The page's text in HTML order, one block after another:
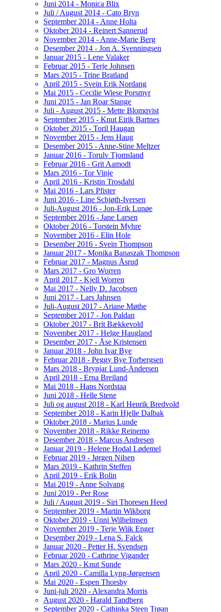
Juni 2014 - Monica Blix
Juli / August 2014 - Cato Bryn
September 2014 - Anne Holta
Oktober 2014 - Reinert Sannerud
November 2014 - Anne-Marie Berg
Desember 2014 - Jon A. Svenningsen
Januar 2015 - Lene Valaker
Februar 2015 - Terje Johnsen
Mars 2015 - Trine Bratland
April 2015 - Svein Erik Nordang
Mai 2015 - Cecilie Wiese Porsmyr
Juni 2015 - Jan Roar Stange
Juli - August 2015 - Mette Blomqvist
September 2015 - Knut Eirik Bartnes
Oktober 2015 - Toril Haugan
November 2015 - Jens Haug
Desember 2015 - Anne-Stine Meltzer
Januar 2016 - Torulv Tjomsland
Februar 2016 - Grit Aamodt
Mars 2016 - Tor Vinje
April 2016 - Kristin Trosdahl
Mai 2016 - Lars Pfister
Juni 2016 - Line Schjøth-Iversen
Juli-August 2016 - Jon-Erik Lunøe
September 2016 - Jane Larsen
Oktober 2016 - Torstein Myhre
November 2016 - Elin Hole
Desember 2016 - Svein Thompson
Januar 2017 - Monika Banaszak Thompson
Februar 2017 - Magnus Åsrud
Mars 2017 - Gro Worren
April 2017 - Kjell Worren
Mai 2017 - Nelly D. Jacobsen
Juni 2017 - Lars Jahnsen
Juli-August 2017 - Ariane Møthe
September 2017 - Jon Paldan
Oktober 2017 - Brit Bækkevold
November 2017 - Helge Haugland
Desember 2017 - Åse Kristensen
Januar 2018 - John Ivar Bye
Februar 2018 - Peggy Bye Torbergsen
Mars 2018 - Brynjar Lund-Andersen
April 2018 - Erna Breiland
Mai 2018 - Hans Nordstaa
Juni 2018 - Helle Stene
Juli og august 2018 - Karl Henrik Bredvold
September 2018 - Karin Hjelle Dalbak
Oktober 2018 - Marius Lunde
November 2018 - Rikke Reinemo
Desember 2018 - Marcus Andresen
Januar 2019 - Helene Hodal Lødemel
Februar 2019 - Jørgen Nilsen
Mars 2019 - Kathrin Steffen
April 2019 - Erik Bolin
Mai 2019 - Anne Solvang
Juni 2019 - Per Rose
Juli / August 2019 - Siri Thoresen Heed
September 2019 - Martin Wikborg
Oktober 2019 - Unni Wilhelmsen
November 2019 - Terje Wiik Enger
Desember 2019 - Lena S. Falck
Januar 2020 - Petter H. Svendsen
Februar 2020 - Cathrine Vigander
Mars 2020 - Knut Sunde
April 2020 - Camilla Lyng-Jørgensen
Mai 2020 - Espen Thorsby
Juni-juli 2020 - Alexandra Morris
August 2020 - Harald Tandberg
September 2020 - Cathinka Steen Trøan